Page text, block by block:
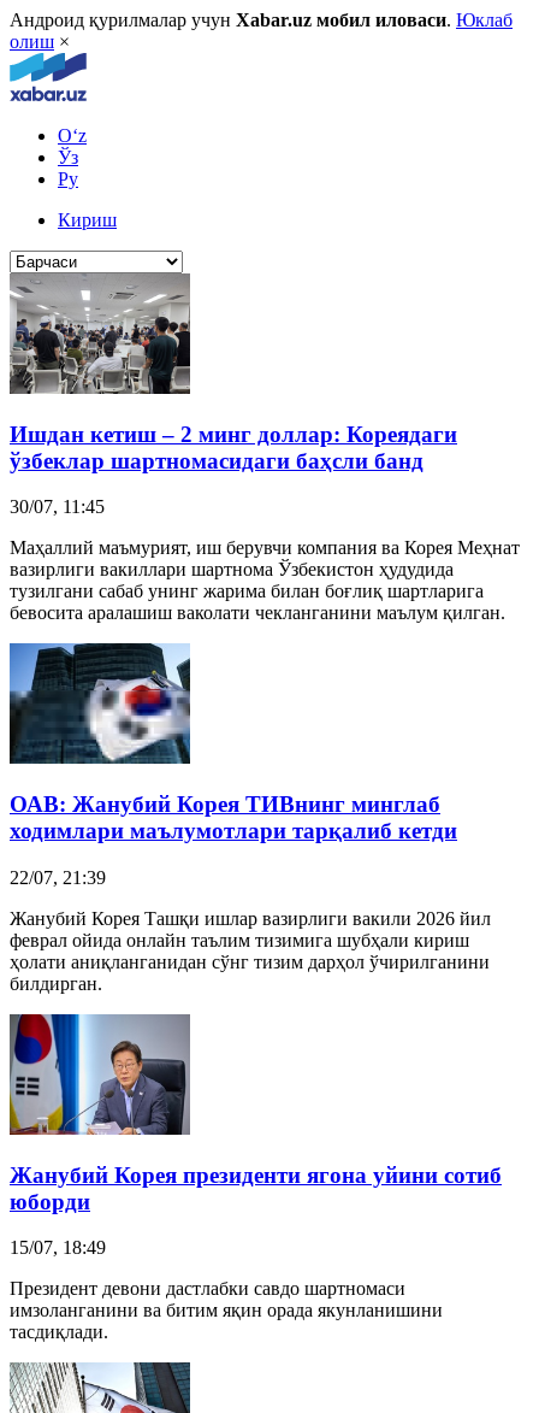
Андроид қурилмалар учун Xabar.uz мобил иловаси. Юклаб
олиш ×
O‘z
Ўз
Ру
Кириш
Ишдан кетиш – 2 минг доллар: Кореядаги
ўзбеклар шартномасидаги баҳсли банд
30/07, 11:45
Маҳаллий маъмурият, иш берувчи компания ва Корея Меҳнат
вазирлиги вакиллари шартнома Ўзбекистон ҳудудида
тузилгани сабаб унинг жарима билан боғлиқ шартларига
бевосита аралашиш ваколати чекланганини маълум қилган.
ОАВ: Жанубий Корея ТИВнинг минглаб
ходимлари маълумотлари тарқалиб кетди
22/07, 21:39
Жанубий Корея Ташқи ишлар вазирлиги вакили 2026 йил
феврал ойида онлайн таълим тизимига шубҳали кириш
ҳолати аниқланганидан сўнг тизим дарҳол ўчирилганини
билдирган.
Жанубий Корея президенти ягона уйини сотиб
юборди
15/07, 18:49
Президент девони дастлабки савдо шартномаси
имзоланганини ва битим яқин орада якунланишини
тасдиқлади.